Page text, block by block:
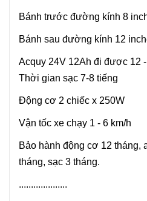
Bánh trước đường kính 8
Bánh sau đường kính 12
Acquy 24V 12Ah đi được 12
Thời gian sạc 7-8 tiếng
Động cơ 2 chiếc x 250W
Vận tốc xe chạy 1 - 6 km/h
Bảo hành động cơ 12 tháng,
tháng, sạc 3 tháng.
....................